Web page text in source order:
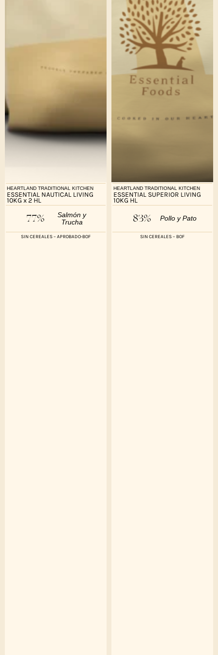
HEARTLAND TRADITIONAL KITCHEN
ESSENTIAL NAUTICAL LIVING
10KG x 2 HL
77%
Salmón y
Trucha
SIN CEREALES – APROBADO-BOF
HEARTLAND TRADITIONAL KITCHEN
ESSENTIAL SUPERIOR LIVING
10KG HL
83% Pollo y Pato
SIN CEREALES – BOF